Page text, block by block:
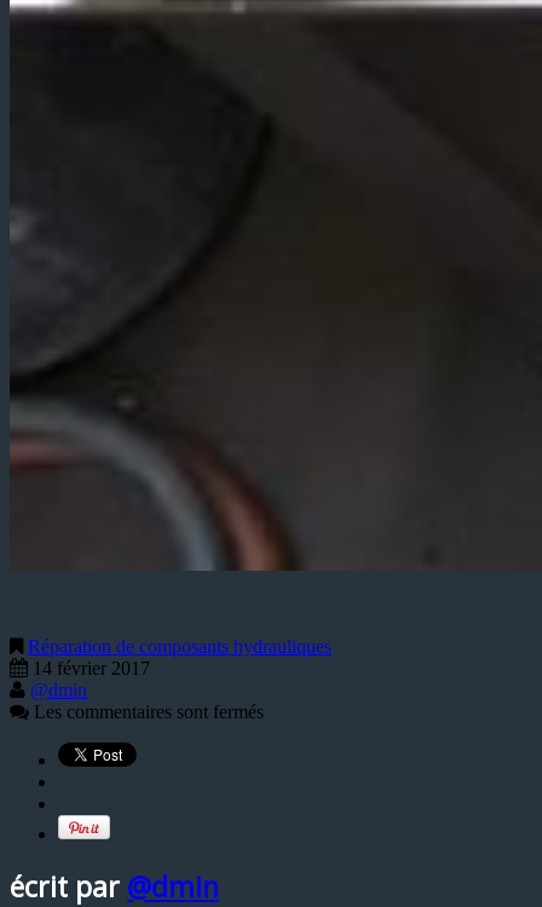
Réparation de composants hydrauliques
14 février 2017
@dmin
Les commentaires sont fermés
écrit par @dmin